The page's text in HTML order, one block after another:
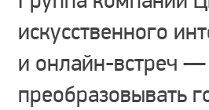
искусственного
и онлайн-встреч —
преобразовывать